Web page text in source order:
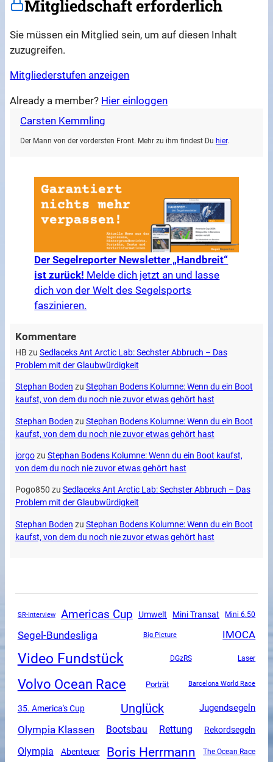
Mitgliedschaft erforderlich
Sie müssen ein Mitglied sein, um auf diesen Inhalt
zuzugreifen.
Mitgliederstufen anzeigen
Already a member? Hier einloggen
Carsten Kemmling
Der Mann von der vordersten Front. Mehr zu ihm findest Du hier.
Der Segelreporter Newsletter „Handbreit“
ist zurück! Melde dich jetzt an und lasse
dich von der Welt des Segelsports
faszinieren.
Kommentare
HB zu Sedlaceks Ant Arctic Lab: Sechster Abbruch – Das
Problem mit der Glaubwürdigkeit
Stephan Boden zu Stephan Bodens Kolumne: Wenn du ein Boot
kaufst, von dem du noch nie zuvor etwas gehört hast
Stephan Boden zu Stephan Bodens Kolumne: Wenn du ein Boot
kaufst, von dem du noch nie zuvor etwas gehört hast
jorgozu Stephan Bodens Kolumne: Wenn du ein Boot kaufst,
von dem du noch nie zuvor etwas gehört hast
Pogo850 zu Sedlaceks Ant Arctic Lab: Sechster Abbruch – Das
Problem mit der Glaubwürdigkeit
Stephan Boden zu Stephan Bodens Kolumne: Wenn du ein Boot
kaufst, von dem du noch nie zuvor etwas gehört hast
SR-Interview Americas Cup Umwelt Mini Transat Mini 6.50
Segel-Bundesliga Big Picture IMOCA
Video Fundstück DGzRS Laser
Volvo Ocean Race Porträt Barcelona World Race
35. America's Cup Unglück Jugendsegeln
Olympia Klassen Bootsbau Rettung Rekordsegeln
Olympia Abenteuer Boris Herrmann The Ocean Race